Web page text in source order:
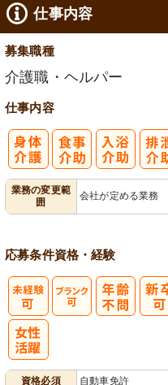
仕事内容
募集職種
介護職・ヘルパー
仕事内容
業務の変更範
囲
会社が定める業務
応募条件資格・経験
資格必須 自動車免許